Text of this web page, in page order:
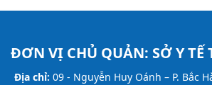
ĐƠN VỊ CHỦ QUẢN: SỞ Y
Địa chỉ: 09 - Nguyễn Huy Oánh – P. Bắc